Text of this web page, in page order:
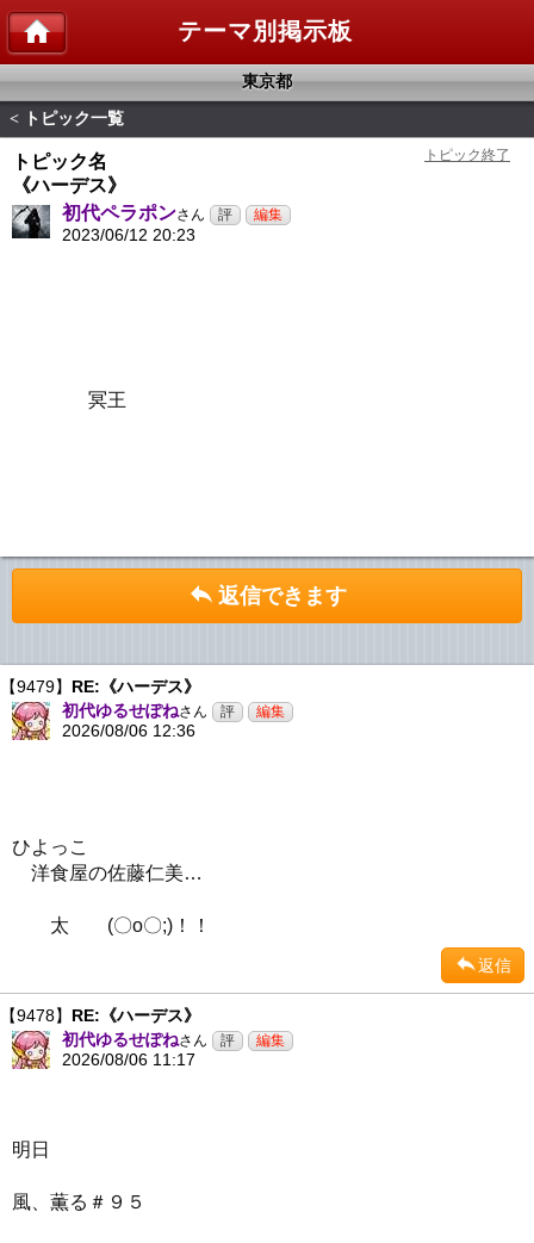
テーマ別掲示板
東京都
< トピック一覧
トピック名
《ハーデス》
初代ペラポンさん
2023/06/12 20:23
冥王
返信できます
【9479】 RE:《ハーデス》
初代ゆるせぽねさん
2026/08/06 12:36
ひよっこ
洋食屋の佐藤仁美…
太 (〇o〇;)！！
返信
【9478】 RE:《ハーデス》
初代ゆるせぽねさん
2026/08/06 11:17
明日
風、薫る＃９５